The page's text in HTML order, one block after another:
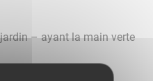
– ayant la main verte